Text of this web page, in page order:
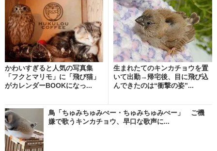
かわいすぎると人気の写真集
「フクとマリモ」に「飛び猫」
がカレンダーBOOKになっ...
生まれたてのキンカチョウを置
いて出勤→帰宅後、目に飛び込
んできたのは“衝撃の姿”...
鳥「ちゅみちゅみぺー・ちゅみちゅみぺー」 ご機
嫌で歌うキンカチョウ、早口な歌声に...